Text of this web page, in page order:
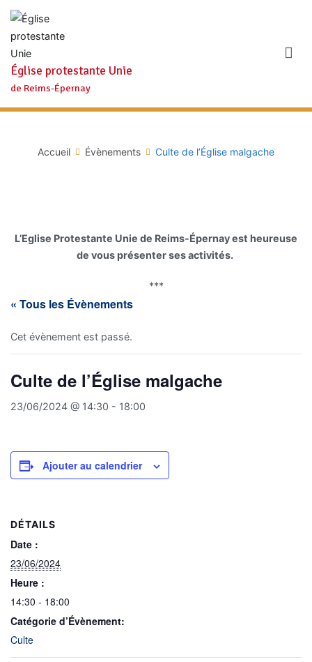
Aller
contenu
Église protestante Unie
de Reims-Épernay
Accueil Évènements Culte de l’Église malgache
L’Eglise Protestante Unie de Reims-Épernay est heureuse
de vous présenter ses activités.
***
« Tous les Évènements
Cet évènement est passé.
Culte de l’Église malgache
23/06/2024 @ 14:30 - 18:00
Ajouter au calendrier
DÉTAILS
Date :
23/06/2024
Heure :
14:30 - 18:00
Catégorie d’Évènement:
Culte